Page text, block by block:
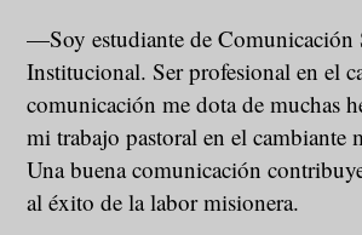
—Soy estudiante de Comunicación
Institucional. Ser profesional en el
comunicación me dota de muchas
mi trabajo pastoral en el cambiante
Una buena comunicación
al éxito de la labor misionera.